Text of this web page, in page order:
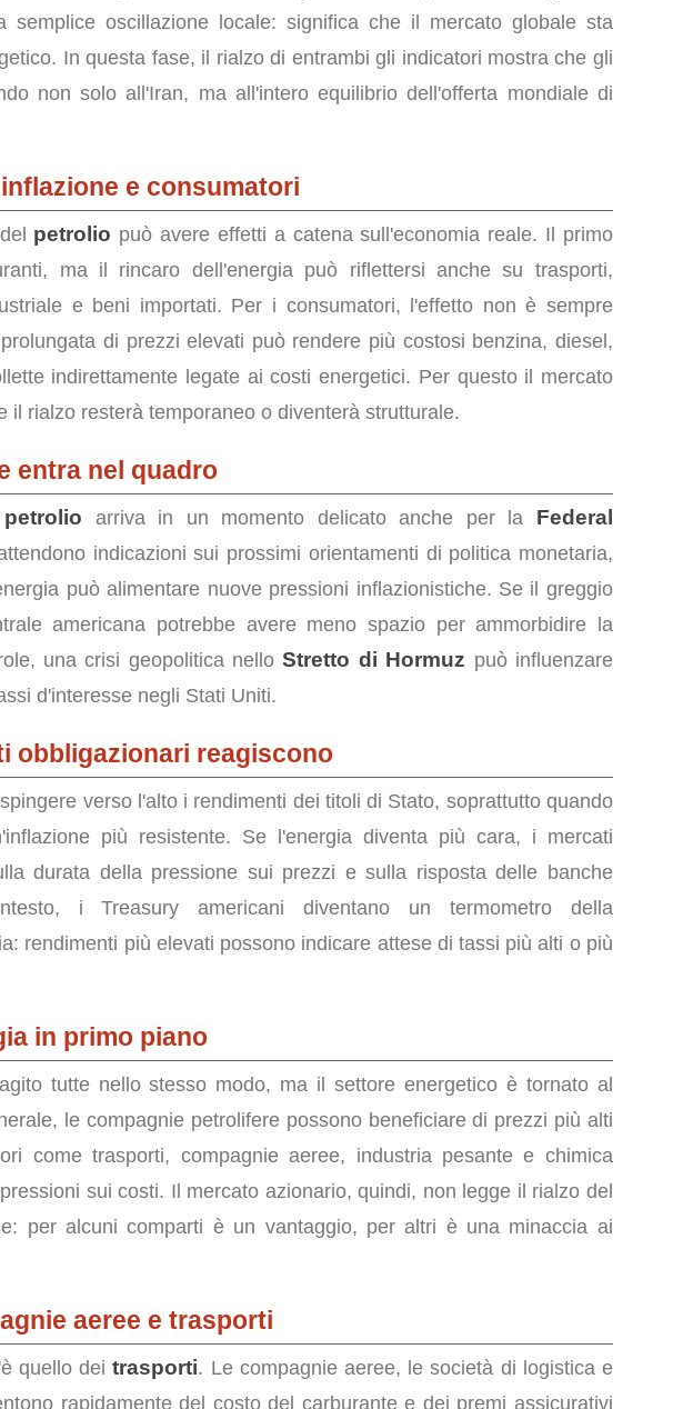
semplice oscillazione locale: significa che il mercato globale sta
In questa fase, il rialzo di entrambi gli indicatori mostra che gli
non solo all'Iran, ma all'intero equilibrio dell'offerta mondiale di
e consumatori
petrolio può avere effetti a catena sull'economia reale. Il primo
ma il rincaro dell'energia può riflettersi anche su trasporti,
e beni importati. Per i consumatori, l'effetto non è sempre
di prezzi elevati può rendere più costosi benzina, diesel,
indirettamente legate ai costi energetici. Per questo il mercato
il rialzo resterà temporaneo o diventerà strutturale.
entra nel quadro
petrolio arriva in un momento delicato anche per la Federal
indicazioni sui prossimi orientamenti di politica monetaria,
può alimentare nuove pressioni inflazionistiche. Se il greggio
americana potrebbe avere meno spazio per ammorbidire la
una crisi geopolitica nelloStretto di Hormuz può influenzare
d'interesse negli Stati Uniti.
obbligazionari reagiscono
verso l'alto i rendimenti dei titoli di Stato, soprattutto quando
più resistente. Se l'energia diventa più cara, i mercati
durata della pressione sui prezzi e sulla risposta delle banche
i Treasury americani diventano un termometro della
rendimenti più elevati possono indicare attese di tassi più alti o più
in primo piano
tutte nello stesso modo, ma il settore energetico è tornato al
le compagnie petrolifere possono beneficiare di prezzi più alti
come trasporti, compagnie aeree, industria pesante e chimica
sui costi. Il mercato azionario, quindi, non legge il rialzo del
per alcuni comparti è un vantaggio, per altri è una minaccia ai
aeree e trasporti
quello deitrasporti. Le compagnie aeree, le società di logistica e
rapidamente del costo del carburante e dei premi assicurativi